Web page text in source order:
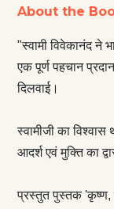
About the
"स्वामी विवेकानंद ने
एक पूर्ण पहचान
दिलवाई।
स्वामीजी का
आदर्श एवं मुक्ति का
प्रस्तुत पुस्तक 'कृष्ण,